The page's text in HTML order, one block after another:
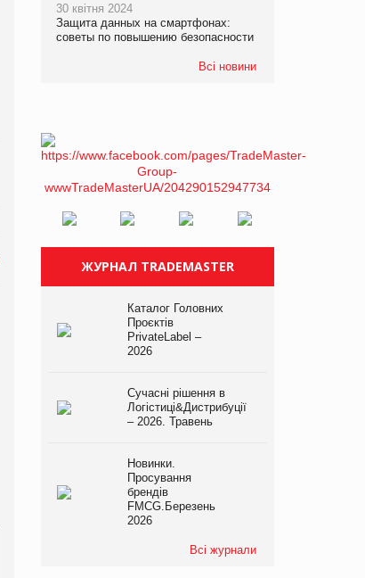
30 квітня 2024
Защита данных на смартфонах:
советы по повышению безопасности
Всі новини
ЖУРНАЛ TRADEMASTER
Каталог Головних
Проєктів
PrivateLabel –
2026
Сучасні рішення в
Логістиці&Дистрибуції
– 2026. Травень
Новинки.
Просування
брендів
FMCG.Березень
2026
Всі журнали